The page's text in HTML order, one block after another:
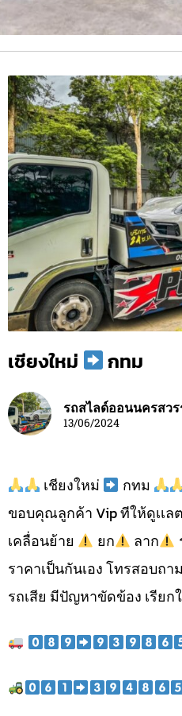
เชียงใหม่ กทม
รถสไลด์ออนนครสวร
13/06/2024
เชียงใหม่
กทม
ขอบคุณลูกค้า Vip ทีให้ดูเเล
เคลื่อนย้าย
ยก ลาก
ราคาเป็นกันเอง โทรสอบถา
รถเสีย มีปัญหาขัดข้อง เรียก